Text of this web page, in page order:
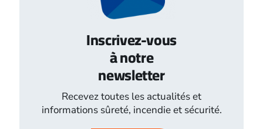
Inscrivez-vous
à notre
newsletter
Recevez toutes les actualités et
informations sûreté, incendie et sécurité.